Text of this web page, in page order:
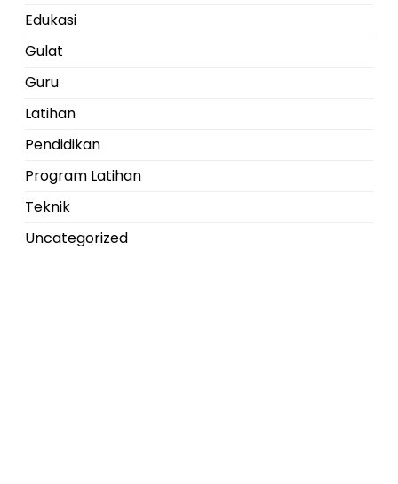
Edukasi
Gulat
Guru
Latihan
Pendidikan
Program Latihan
Teknik
Uncategorized